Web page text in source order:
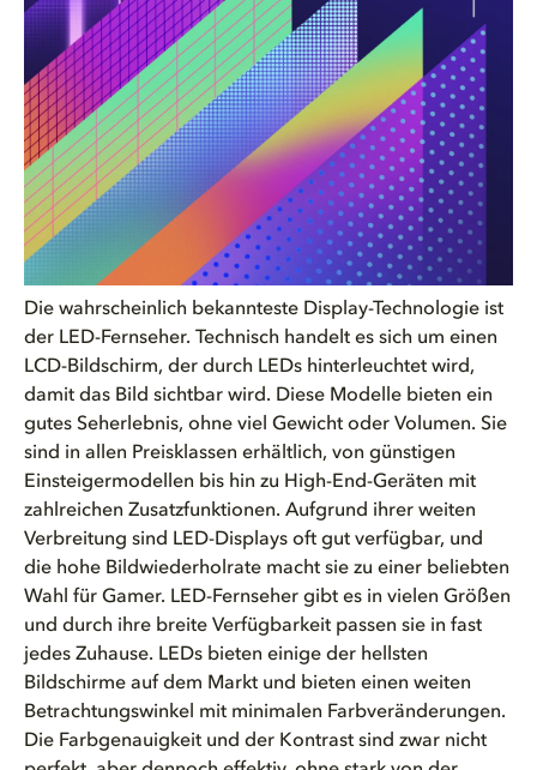
Die wahrscheinlich bekannteste Display-Technologie ist
der LED-Fernseher. Technisch handelt es sich um einen
LCD-Bildschirm, der durch LEDs hinterleuchtet wird,
damit das Bild sichtbar wird. Diese Modelle bieten ein
gutes Seherlebnis, ohne viel Gewicht oder Volumen. Sie
sind in allen Preisklassen erhältlich, von günstigen
Einsteigermodellen bis hin zu High-End-Geräten mit
zahlreichen Zusatzfunktionen. Aufgrund ihrer weiten
Verbreitung sind LED-Displays oft gut verfügbar, und
die hohe Bildwiederholrate macht sie zu einer beliebten
Wahl für Gamer. LED-Fernseher gibt es in vielen Größen
und durch ihre breite Verfügbarkeit passen sie in fast
jedes Zuhause. LEDs bieten einige der hellsten
Bildschirme auf dem Markt und bieten einen weiten
Betrachtungswinkel mit minimalen Farbveränderungen.
Die Farbgenauigkeit und der Kontrast sind zwar nicht